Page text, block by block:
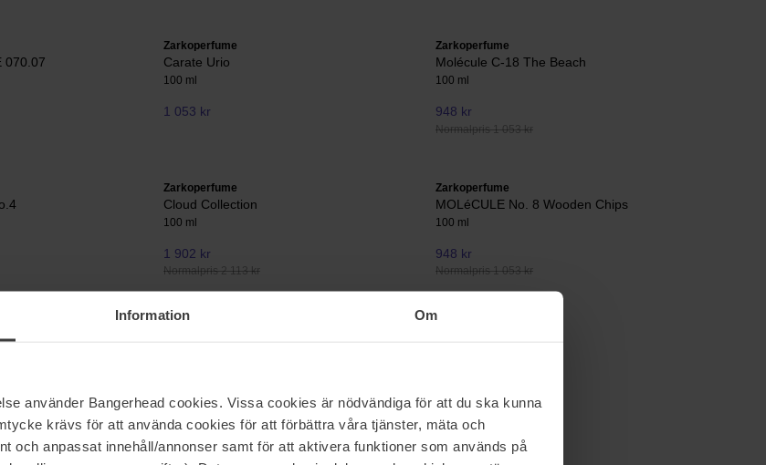
Information Om
använder Bangerhead cookies. Vissa cookies är nödvändiga för att du ska kunna
krävs för att använda cookies för att förbättra våra tjänster, mäta och
och anpassat innehåll/annonser samt för att aktivera funktioner som används på
070.07
Zarkoperfume
Carate Urio
100 ml
1 053 kr
Zarkoperfume
Molécule C-18 The Beach
100 ml
948 kr
Normalpris 1 053 kr
Zarkoperfume
Cloud Collection
100 ml
1 902 kr
Normalpris 2 113 kr
Zarkoperfume
MOLéCULE No. 8 Wooden Chips
100 ml
948 kr
Normalpris 1 053 kr
668 kr